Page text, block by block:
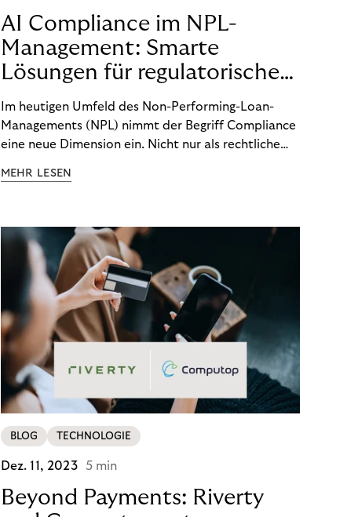
AI Compliance im NPL-
Management: Smarte
Lösungen für regulatorische
Sicherheit
Im heutigen Umfeld des Non-Performing-Loan-
Managements (NPL) nimmt der Begriff Compliance
eine neue Dimension ein. Nicht nur als rechtliche
Wettbewerbsvorteil. In einem Umfeld steigender
(DSGVO) – geraten viele Unternehmen an die
Grenzen traditioneller Compliance-Mechanismen.
MEHR LESEN
BLOG TECHNOLOGIE
Dez. 11, 2023 5 min
Beyond Payments: Riverty